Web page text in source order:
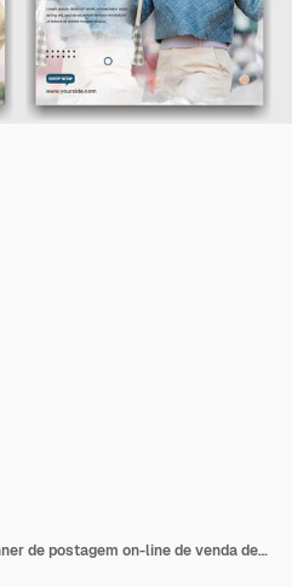
Design de modelo de banner de postagem on-line de venda de nova temporada de moda de inverno